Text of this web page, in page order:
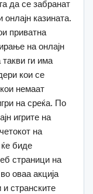
да се забранат
онлајн казината.
приватна
на онлајн
такви ги има
кои се
немаат
на среќа. По
игрите на
на
биде
страници на
оваа акција
странските